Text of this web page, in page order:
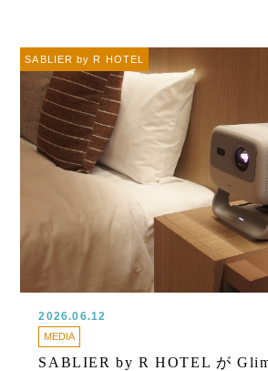
SABLIER by R HOTEL
2026.06.12
MEDIA
SABLIER by R HOTEL が